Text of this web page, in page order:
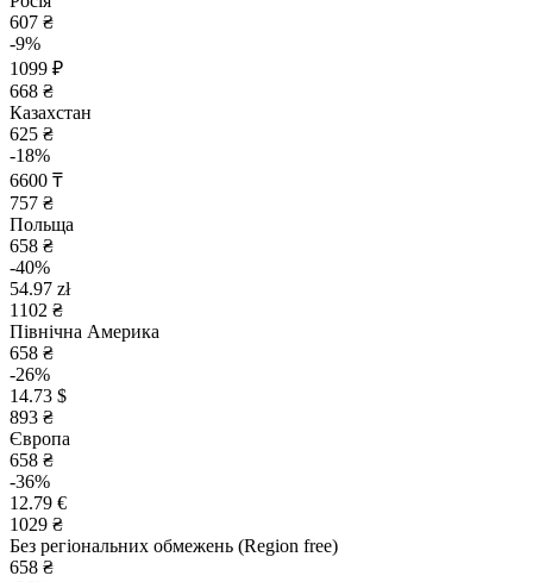
607 ₴
-9%
1099 ₽
668 ₴
Казахстан
625 ₴
-18%
6600 ₸
757 ₴
Польща
658 ₴
-40%
54.97 zł
1102 ₴
Північна Америка
658 ₴
-26%
14.73 $
893 ₴
Європа
658 ₴
-36%
12.79 €
1029 ₴
Без регіональних обмежень (Region free)
658 ₴